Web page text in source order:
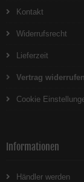
Kontakt
Widerrufsrecht
Lieferzeit
Vertrag widerrufen
Cookie
Informationen
Händler werden